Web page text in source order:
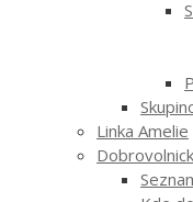
Linka Amelie